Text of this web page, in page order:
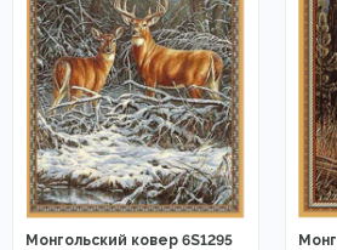
Монгольский ковер 6S1295